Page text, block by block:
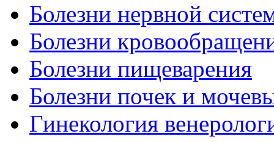
Болезни нервной
Болезни
Болезни пищеварения
Болезни почек и
Гинекология